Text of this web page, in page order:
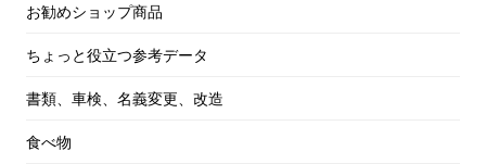
お勧めショップ商品
ちょっと役立つ参考データ
書類、車検、名義変更、改造
食べ物